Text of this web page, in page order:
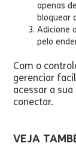
apenas
bloquear
Adicione
pelo
Com o
gerenciar
acessar a
conectar.
VEJA